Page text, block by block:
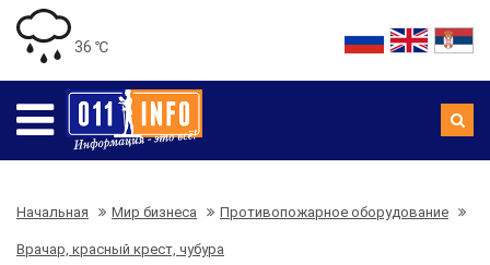
36 ℃
Начальная Мир бизнеса Противопожарное оборудование
Врачар, красный крест, чубура